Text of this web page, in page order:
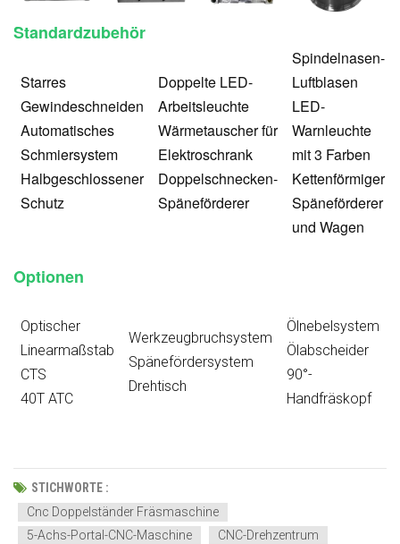
Standardzubehör
Starres
Gewindeschneiden
Automatisches
Schmiersystem
Halbgeschlossener
Schutz
Doppelte LED-
Arbeitsleuchte
Wärmetauscher für
Elektroschrank
Doppelschnecken-
Späneförderer
Spindelnasen-
Luftblasen
LED-
Warnleuchte
mit 3 Farben
Kettenförmiger
Späneförderer
und Wagen
Optionen
Optischer
Linearmaßstab
CTS
40T ATC
Werkzeugbruchsystem
Spänefördersystem
Drehtisch
Ölnebelsystem
Ölabscheider
90°-
Handfräskopf
STICHWORTE :
Cnc Doppelständer Fräsmaschine
5-Achs-Portal-CNC-Maschine
CNC-Drehzentrum